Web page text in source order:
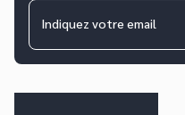
Indiquez votre email